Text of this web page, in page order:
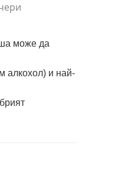
може да
алкохол) и най-